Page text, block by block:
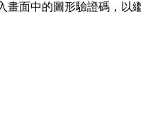
畫面中的圖形驗證碼，以